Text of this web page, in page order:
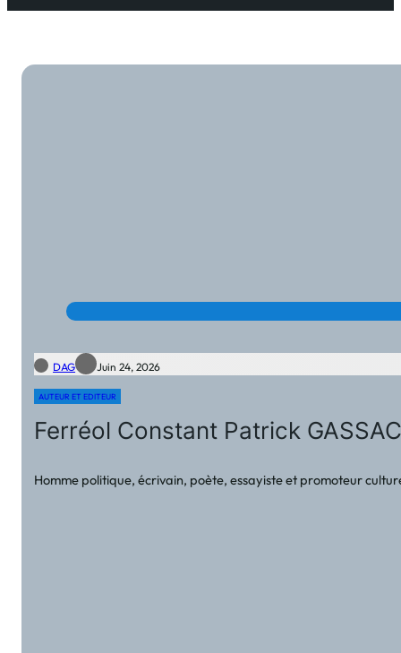
DAG Juin 24, 2026
AUTEUR ET EDITEUR
Ferréol Constant Patrick
Homme politique, écrivain, poète, essayiste et promoteur